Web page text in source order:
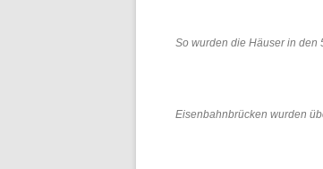
So wurden die Häuser in den
Eisenbahnbrücken wurden